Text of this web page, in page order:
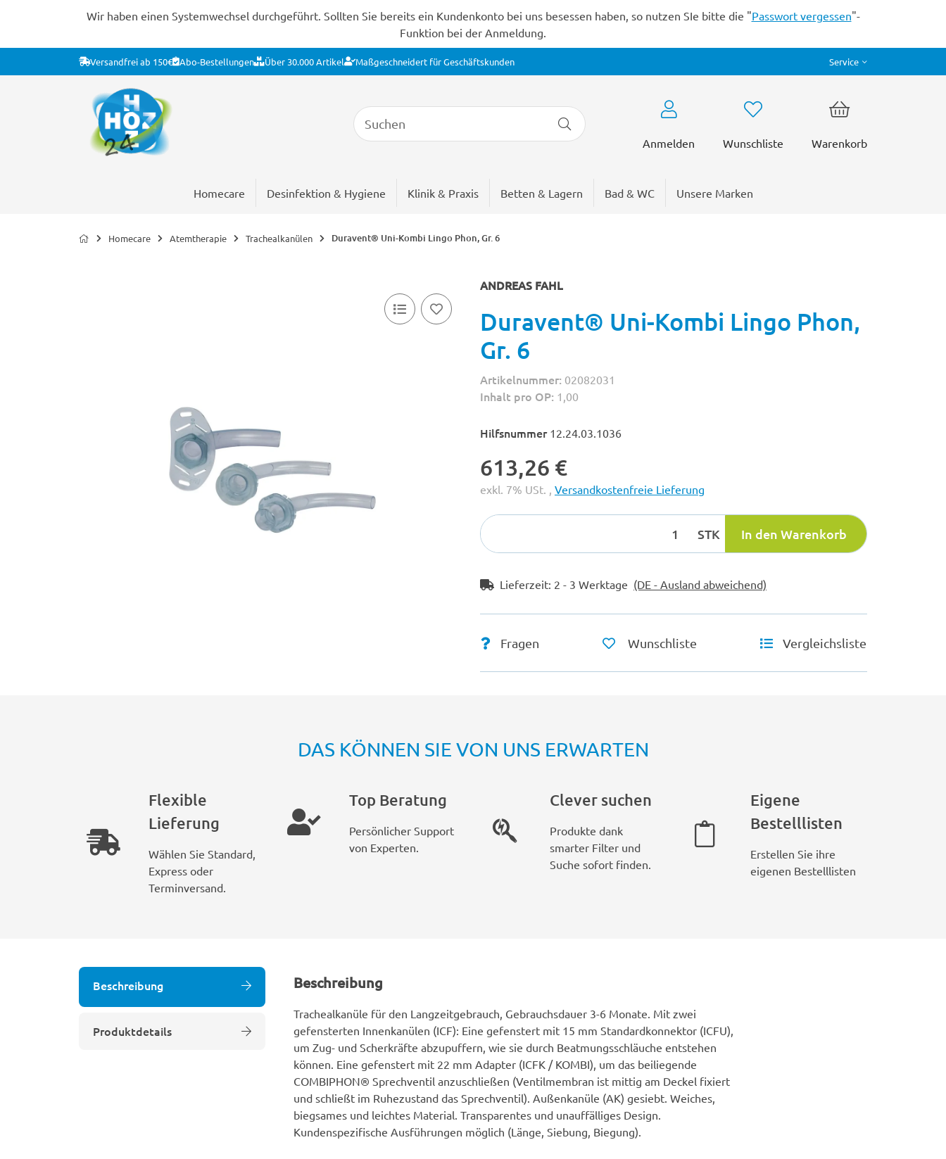
Wir haben einen Systemwechsel durchgeführt. Sollten Sie bereits ein Kundenkonto bei uns besessen haben, so nutzen SIe bitte die "Passwort vergessen"-
Funktion bei der Anmeldung.
Versandfrei ab 150€ Abo-Bestellungen Über 30.000 Artikel Maßgeschneidert für Geschäftskunden Service
Anmelden Wunschliste Warenkorb
Homecare Desinfektion & Hygiene Klinik & Praxis Betten & Lagern Bad & WC Unsere Marken
Homecare Atemtherapie Trachealkanülen Duravent® Uni-Kombi Lingo Phon, Gr. 6
ANDREAS FAHL
Duravent® Uni-Kombi Lingo Phon,
Gr. 6
Artikelnummer: 02082031
Inhalt pro OP: 1,00
Hilfsnummer 12.24.03.1036
613,26 €
exkl. 7% USt. , Versandkostenfreie Lieferung
STK In den Warenkorb
Lieferzeit: 2 - 3 Werktage (DE - Ausland abweichend)
Fragen Wunschliste Vergleichsliste
DAS KÖNNEN SIE VON UNS ERWARTEN
Flexible
Lieferung
Wählen Sie Standard,
Express oder
Terminversand.
Top Beratung
Persönlicher Support
von Experten.
Clever suchen
Produkte dank
smarter Filter und
Suche sofort finden.
Eigene
Bestelllisten
Erstellen Sie ihre
eigenen Bestelllisten
Beschreibung
Produktdetails
Beschreibung
Trachealkanüle für den Langzeitgebrauch, Gebrauchsdauer 3-6 Monate. Mit zwei
gefensterten Innenkanülen (ICF): Eine gefenstert mit 15 mm Standardkonnektor (ICFU),
um Zug- und Scherkräfte abzupuffern, wie sie durch Beatmungsschläuche entstehen
können. Eine gefenstert mit 22 mm Adapter (ICFK / KOMBI), um das beiliegende
COMBIPHON® Sprechventil anzuschließen (Ventilmembran ist mittig am Deckel fixiert
und schließt im Ruhezustand das Sprechventil). Außenkanüle (AK) gesiebt. Weiches,
biegsames und leichtes Material. Transparentes und unauffälliges Design.
Kundenspezifische Ausführungen möglich (Länge, Siebung, Biegung).